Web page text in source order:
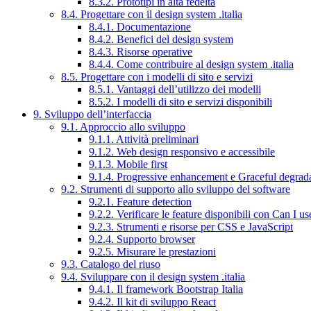
8.4. Progettare con il design system .italia
8.4.1. Documentazione
8.4.2. Benefici del design system
8.4.3. Risorse operative
8.4.4. Come contribuire al design system .italia
8.5. Progettare con i modelli di sito e servizi
8.5.1. Vantaggi dell’utilizzo dei modelli
8.5.2. I modelli di sito e servizi disponibili
9. Sviluppo dell’interfaccia
9.1. Approccio allo sviluppo
9.1.1. Attività preliminari
9.1.2. Web design responsivo e accessibile
9.1.3. Mobile first
9.1.4. Progressive enhancement e Graceful
9.2. Strumenti di supporto allo sviluppo del software
9.2.1. Feature detection
9.2.2. Verificare le feature disponibili con Can I
9.2.3. Strumenti e risorse per CSS e JavaScript
9.2.4. Supporto browser
9.2.5. Misurare le prestazioni
9.3. Catalogo del riuso
9.4. Sviluppare con il design system .italia
9.4.1. Il framework Bootstrap Italia
9.4.2. Il kit di sviluppo React